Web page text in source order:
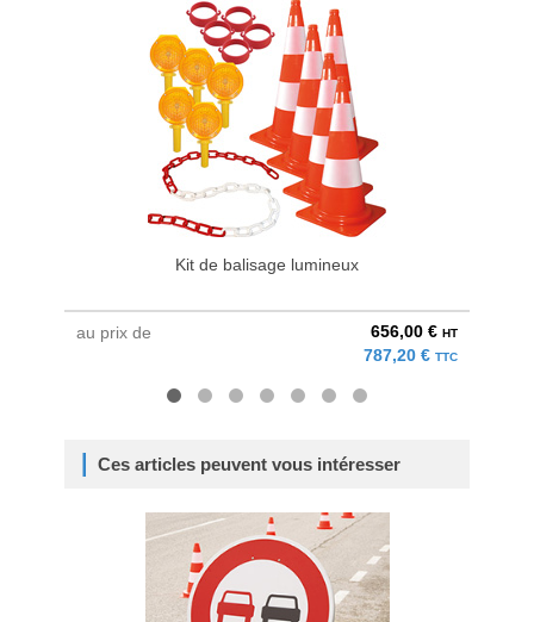
Kit de balisage lumineux
au prix de 656,00 € HT
787,20 € TTC
Ces articles peuvent vous intéresser